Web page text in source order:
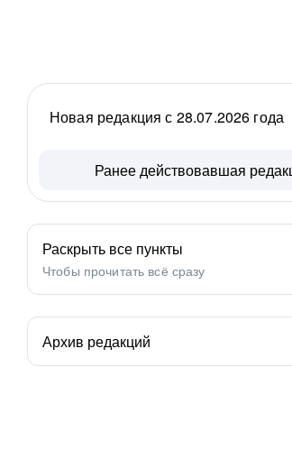
Новая редакция с 28.07.2026 года
Ранее действовавшая
Раскрыть все пункты
Чтобы прочитать всё сразу
Архив редакций